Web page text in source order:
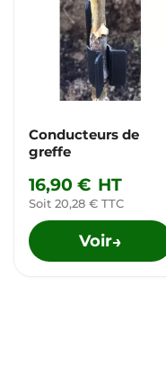
Conducteurs de
greffe
16,90 € HT
Soit 20,28 € TTC
Voir→